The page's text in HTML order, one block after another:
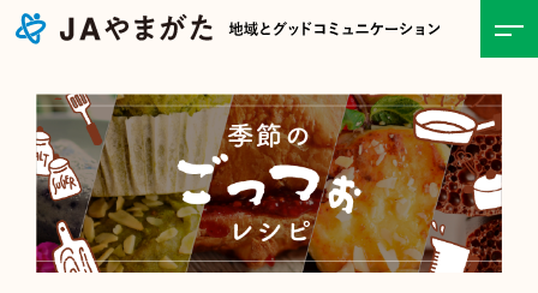
ホーム
JAについて
事業紹介